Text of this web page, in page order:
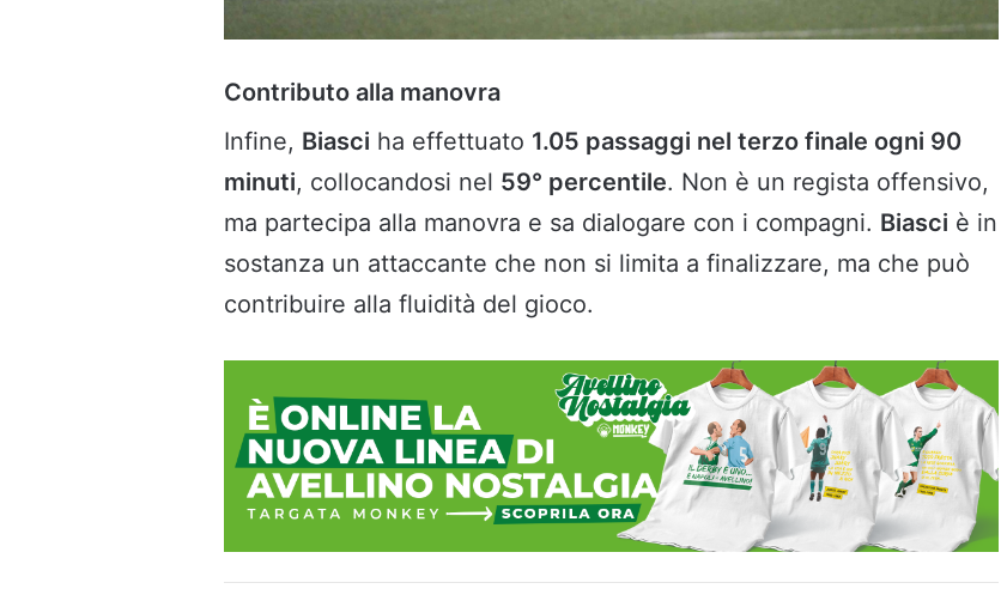
Contributo alla manovra
Infine, Biasci ha effettuato 1.05 passaggi nel terzo finale ogni 90
minuti, collocandosi nel 59° percentile. Non è un regista offensivo,
ma partecipa alla manovra e sa dialogare con i compagni. Biasci è in
sostanza un attaccante che non si limita a finalizzare, ma che può
contribuire alla fluidità del gioco.